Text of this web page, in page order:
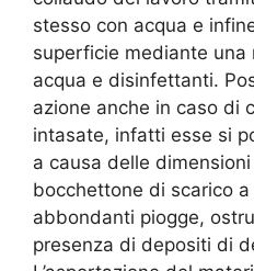
stesso con acqua e
superficie mediante una
acqua e disinfettanti.
azione anche in caso di
intasate, infatti esse si
a causa delle
bocchettone di scarico
abbondanti piogge,
presenza di depositi di